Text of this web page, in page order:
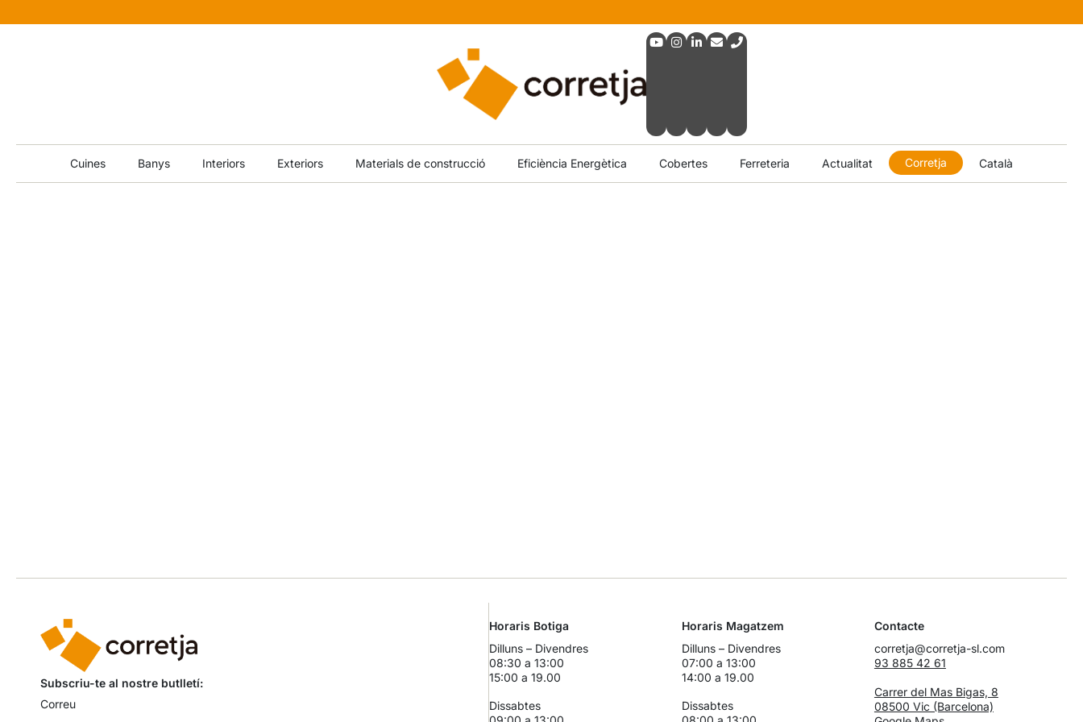
Cuines Banys Interiors Exteriors Materials de construcció Eficiència Energètica Cobertes Ferreteria Actualitat Corretja Català
Subscriu-te al nostre butlletí:
Horaris Botiga
Dilluns – Divendres
08:30 a 13:00
15:00 a 19.00
Dissabtes
Horaris Magatzem
Dilluns – Divendres
07:00 a 13:00
14:00 a 19.00
Dissabtes
Contacte
corretja@corretja-sl.com
93 885 42 61
Carrer del Mas Bigas, 8
08500 Vic (Barcelona)